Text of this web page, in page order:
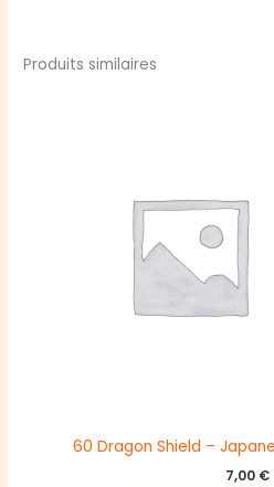
Produits similaires
60 Dragon Shield –
7,00 €